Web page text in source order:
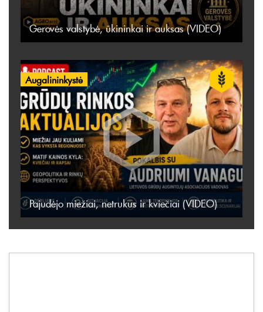
Gerovės valstybė, ūkininkai ir auksas (VIDEO)
Augalininkystė
Pajudėjo miežiai, netrukus ir kviečiai (VIDEO)